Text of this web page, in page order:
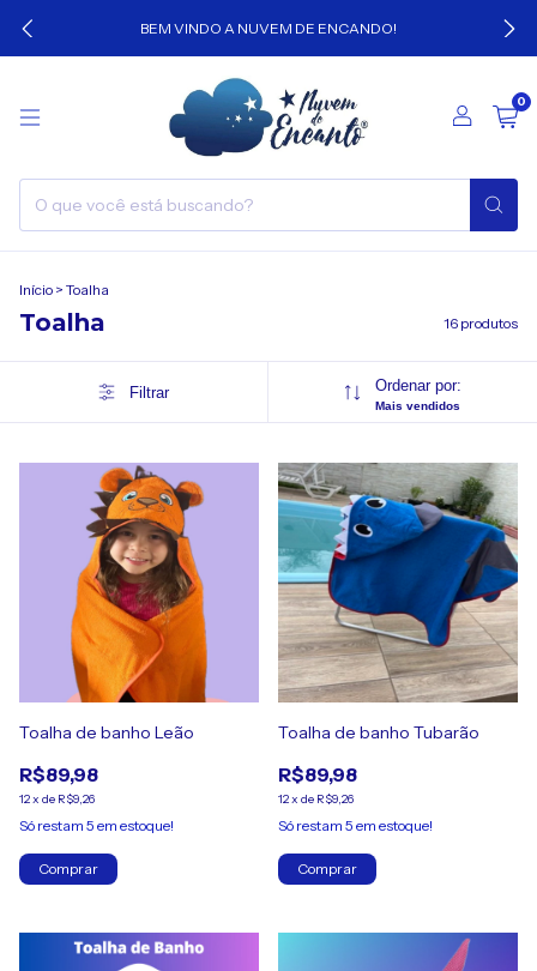
BEM VINDO A NUVEM DE ENCANDO!
0
Início > Toalha
Toalha 16 produtos
Filtrar Ordenar por:
Mais vendidos
Toalha de banho Leão
R$89,98
12x de R$9,26
Só restam 5 em estoque!
Comprar
Toalha de banho Tubarão
R$89,98
12x de R$9,26
Só restam 5 em estoque!
Comprar